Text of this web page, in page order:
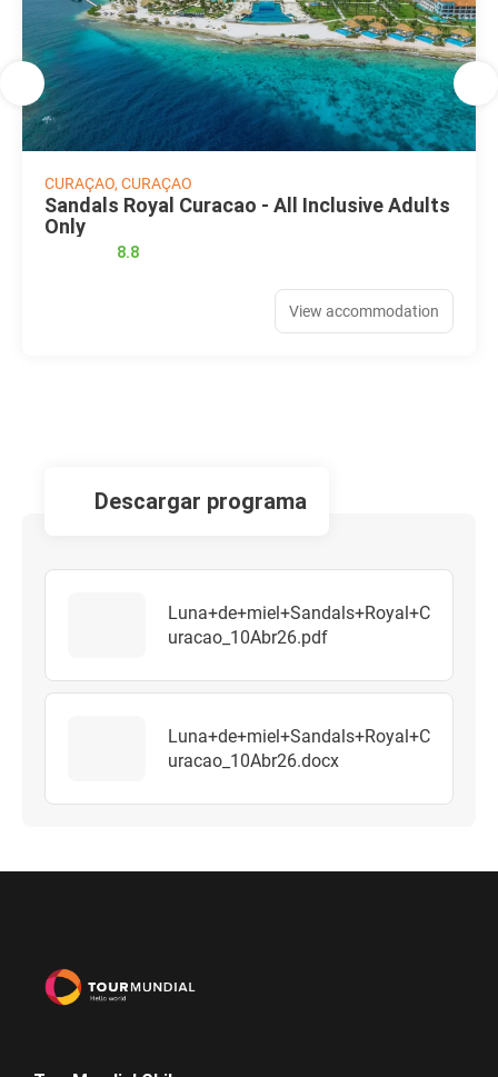
CURAÇAO, CURAÇAO
Sandals Royal Curacao - All Inclusive Adults
Only
8.8
View accommodation
descargar programa
Luna+de+miel+Sandals+Royal+C
uracao_10Abr26.pdf
Luna+de+miel+Sandals+Royal+C
uracao_10Abr26.docx